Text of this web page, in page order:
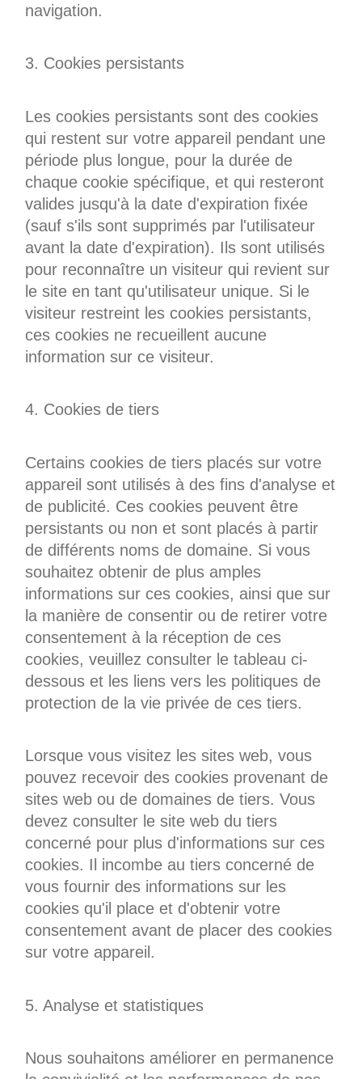
navigation.
3. Cookies persistants
Les cookies persistants sont des cookies
qui restent sur votre appareil pendant une
période plus longue, pour la durée de
chaque cookie spécifique, et qui resteront
valides jusqu'à la date d'expiration fixée
(sauf s'ils sont supprimés par l'utilisateur
avant la date d'expiration). Ils sont utilisés
pour reconnaître un visiteur qui revient sur
le site en tant qu'utilisateur unique. Si le
visiteur restreint les cookies persistants,
ces cookies ne recueillent aucune
information sur ce visiteur.
4. Cookies de tiers
Certains cookies de tiers placés sur votre
appareil sont utilisés à des fins d'analyse et
de publicité. Ces cookies peuvent être
persistants ou non et sont placés à partir
de différents noms de domaine. Si vous
souhaitez obtenir de plus amples
informations sur ces cookies, ainsi que sur
la manière de consentir ou de retirer votre
consentement à la réception de ces
cookies, veuillez consulter le tableau ci-
dessous et les liens vers les politiques de
protection de la vie privée de ces tiers.
Lorsque vous visitez les sites web, vous
pouvez recevoir des cookies provenant de
sites web ou de domaines de tiers. Vous
devez consulter le site web du tiers
concerné pour plus d'informations sur ces
cookies. Il incombe au tiers concerné de
vous fournir des informations sur les
cookies qu'il place et d'obtenir votre
consentement avant de placer des cookies
sur votre appareil.
5. Analyse et statistiques
Nous souhaitons améliorer en permanence